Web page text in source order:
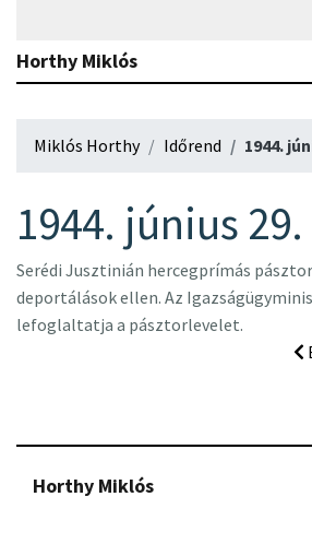
Horthy Miklós
Miklós Horthy Időrend 1944.
1944. június 29.
Serédi Jusztinián hercegprímás
deportálások ellen. Az
lefoglaltatja a pásztorlevelet.
Horthy Miklós